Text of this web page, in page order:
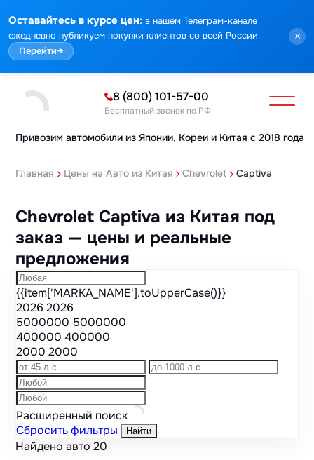
Оставайтесь в курсе цен: в нашем Телеграм-канале
ежедневно публикуем покупки клиентов со всей России
Перейти→
×
Привозим автомобили из Японии, Кореи и Китая с 2018 года
8 (800) 101-57-00
Бесплатный звонок по РФ
Главная Цены на Авто из Китая Chevrolet Captiva
Chevrolet Captiva из Китая под
заказ — цены и реальные
предложения
{{item['MARKA_NAME'].toUpperCase()}}
20262026
5000000 5000000
400000400000
20002000
Расширенный поиск
Сбросить фильтры
Найти
Найдено авто20